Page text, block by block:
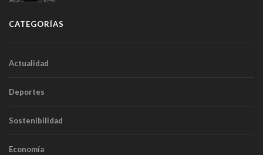
CATEGORÍAS
Actualidad
Deportes
Sostenibilidad
Economía